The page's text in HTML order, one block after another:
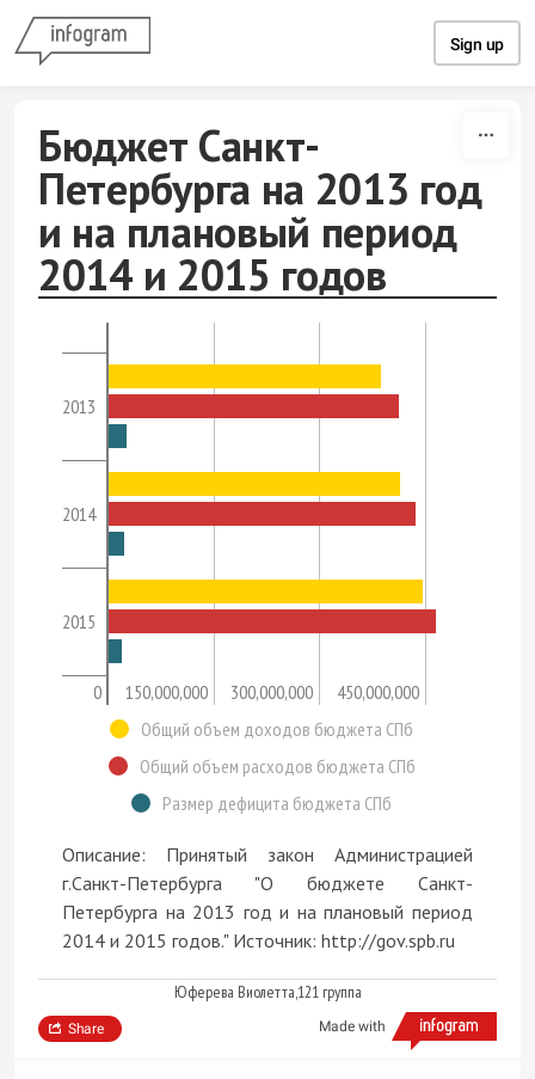
Sign up
Бюджет Санкт-
Петербурга на 2013 год
и на плановый период
2014 и 2015 годов
2013
2014
2015
0 150,000,000 300,000,000
450,000,000
Общий объем доходов бюджета СПб
Общий объем расходов бюджета СПб
Размер дефицита бюджета СПб
Описание: Принятый закон Администрацией
г.Санкт-Петербурга "О бюджете Санкт-
Петербурга на 2013 год и на плановый период
2014 и 2015 годов." Источник: http://gov.spb.ru
Юферева Виолетта,121 группа
Made with
Share